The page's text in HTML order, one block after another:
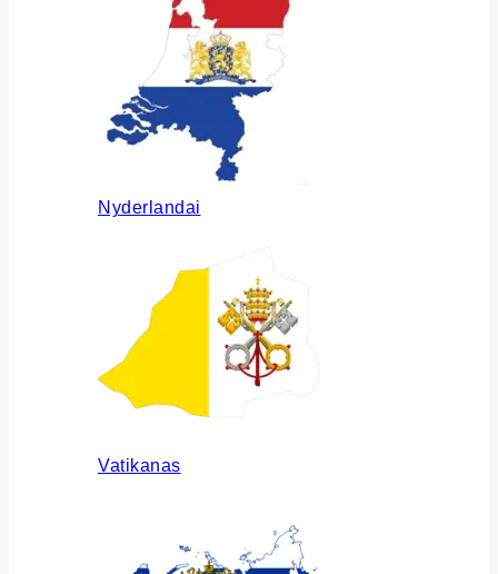
Nyderlandai
Vatikanas